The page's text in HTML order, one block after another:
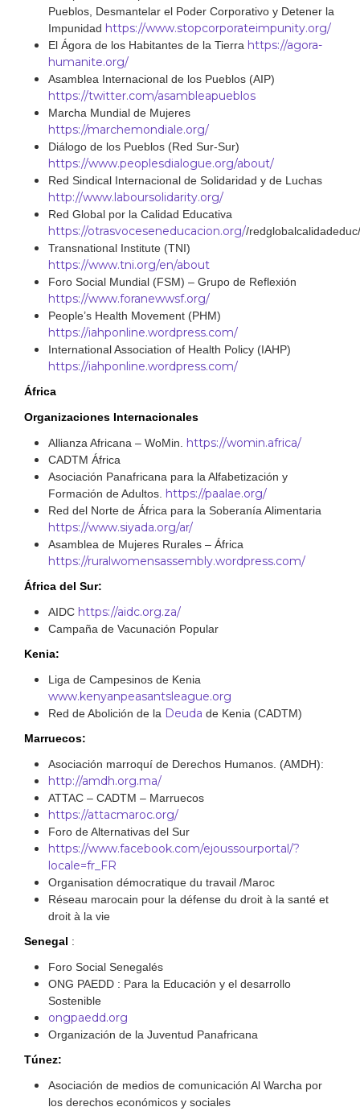
Pueblos, Desmantelar el Poder Corporativo y Detener la
Impunidad https://www.stopcorporateimpunity.org/
El Ágora de los Habitantes de la Tierra https://agora-
humanite.org/
Asamblea Internacional de los Pueblos (AIP)
https://twitter.com/asambleapueblos
Marcha Mundial de Mujeres
https://marchemondiale.org/
Diálogo de los Pueblos (Red Sur-Sur)
https://www.peoplesdialogue.org/about/
Red Sindical Internacional de Solidaridad y de Luchas
http://www.laboursolidarity.org/
Red Global por la Calidad Educativa
https://otrasvoceseneducacion.org//
Transnational Institute (TNI)
https://www.tni.org/en/about
Foro Social Mundial (FSM) – Grupo de Reflexión
https://www.foranewwsf.org/
People’s Health Movement (PHM)
https://iahponline.wordpress.com/
International Association of Health Policy (IAHP)
https://iahponline.wordpress.com/
África
Organizaciones Internacionales
Allianza Africana – WoMin. https://womin.africa/
CADTM África
Asociación Panafricana para la Alfabetización y
Formación de Adultos. https://paalae.org/
Red del Norte de África para la Soberanía Alimentaria
https://www.siyada.org/ar/
Asamblea de Mujeres Rurales – África
https://ruralwomensassembly.wordpress.com/
África del Sur:
AIDC https://aidc.org.za/
Campaña de Vacunación Popular
Kenia:
Liga de Campesinos de Kenia
www.kenyanpeasantsleague.org
Red de Abolición de la Deuda de Kenia (CADTM)
Marruecos:
Asociación marroquí de Derechos Humanos. (AMDH):
http://amdh.org.ma/
ATTAC – CADTM – Marruecos
https://attacmaroc.org/
Foro de Alternativas del Sur
https://www.facebook.com/ejoussourportal/?
locale=fr_FR
Organisation démocratique du travail /Maroc
Réseau marocain pour la défense du droit à la santé et
droit à la vie
Senegal :
Foro Social Senegalés
ONG PAEDD : Para la Educación y el desarrollo
Sostenible
ongpaedd.org
Organización de la Juventud Panafricana
Túnez:
Asociación de medios de comunicación Al Warcha por
los derechos económicos y sociales